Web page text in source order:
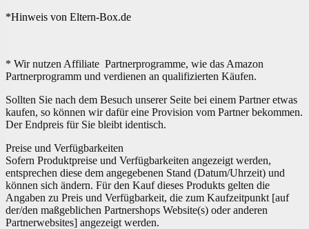
*Hinweis von Eltern-Box.de
* Wir nutzen Affiliate Partnerprogramme, wie das Amazon
Partnerprogramm und verdienen an qualifizierten Käufen.
Sollten Sie nach dem Besuch unserer Seite bei einem Partner etwas
kaufen, so können wir dafür eine Provision vom Partner bekommen.
Der Endpreis für Sie bleibt identisch.
Preise und Verfügbarkeiten
Sofern Produktpreise und Verfügbarkeiten angezeigt werden,
entsprechen diese dem angegebenen Stand (Datum/Uhrzeit) und
können sich ändern. Für den Kauf dieses Produkts gelten die
Angaben zu Preis und Verfügbarkeit, die zum Kaufzeitpunkt [auf
der/den maßgeblichen Partnershops Website(s) oder anderen
Partnerwebsites] angezeigt werden.